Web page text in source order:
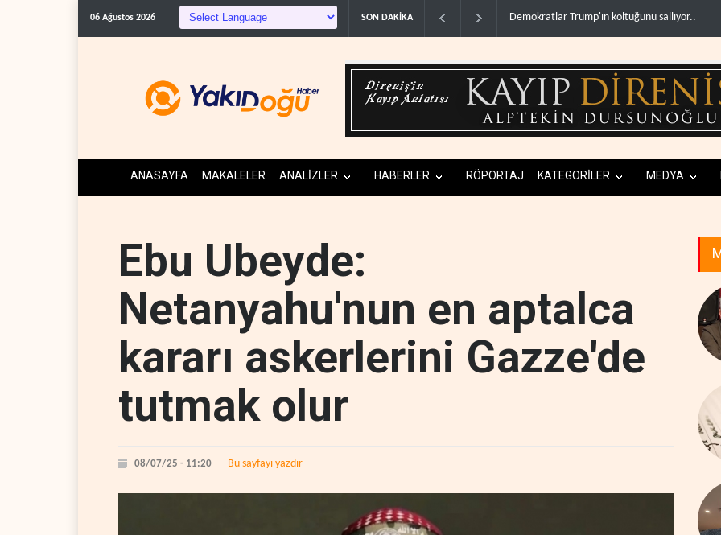
06 Ağustos 2026 SON DAKİKA
Demokratlar Trump'ın koltuğunu sallıyor.. ABD'deki cephane sıkıntısı Trump ile
ANASAYFA MAKALELER ANALİZLER HABERLER RÖPORTAJ KATEGORİLER MEDYA
Ebu Ubeyde:
Netanyahu'nun en aptalca
kararı askerlerini Gazze'de
tutmak olur
08/07/25 - 11:20 Bu sayfayı yazdır